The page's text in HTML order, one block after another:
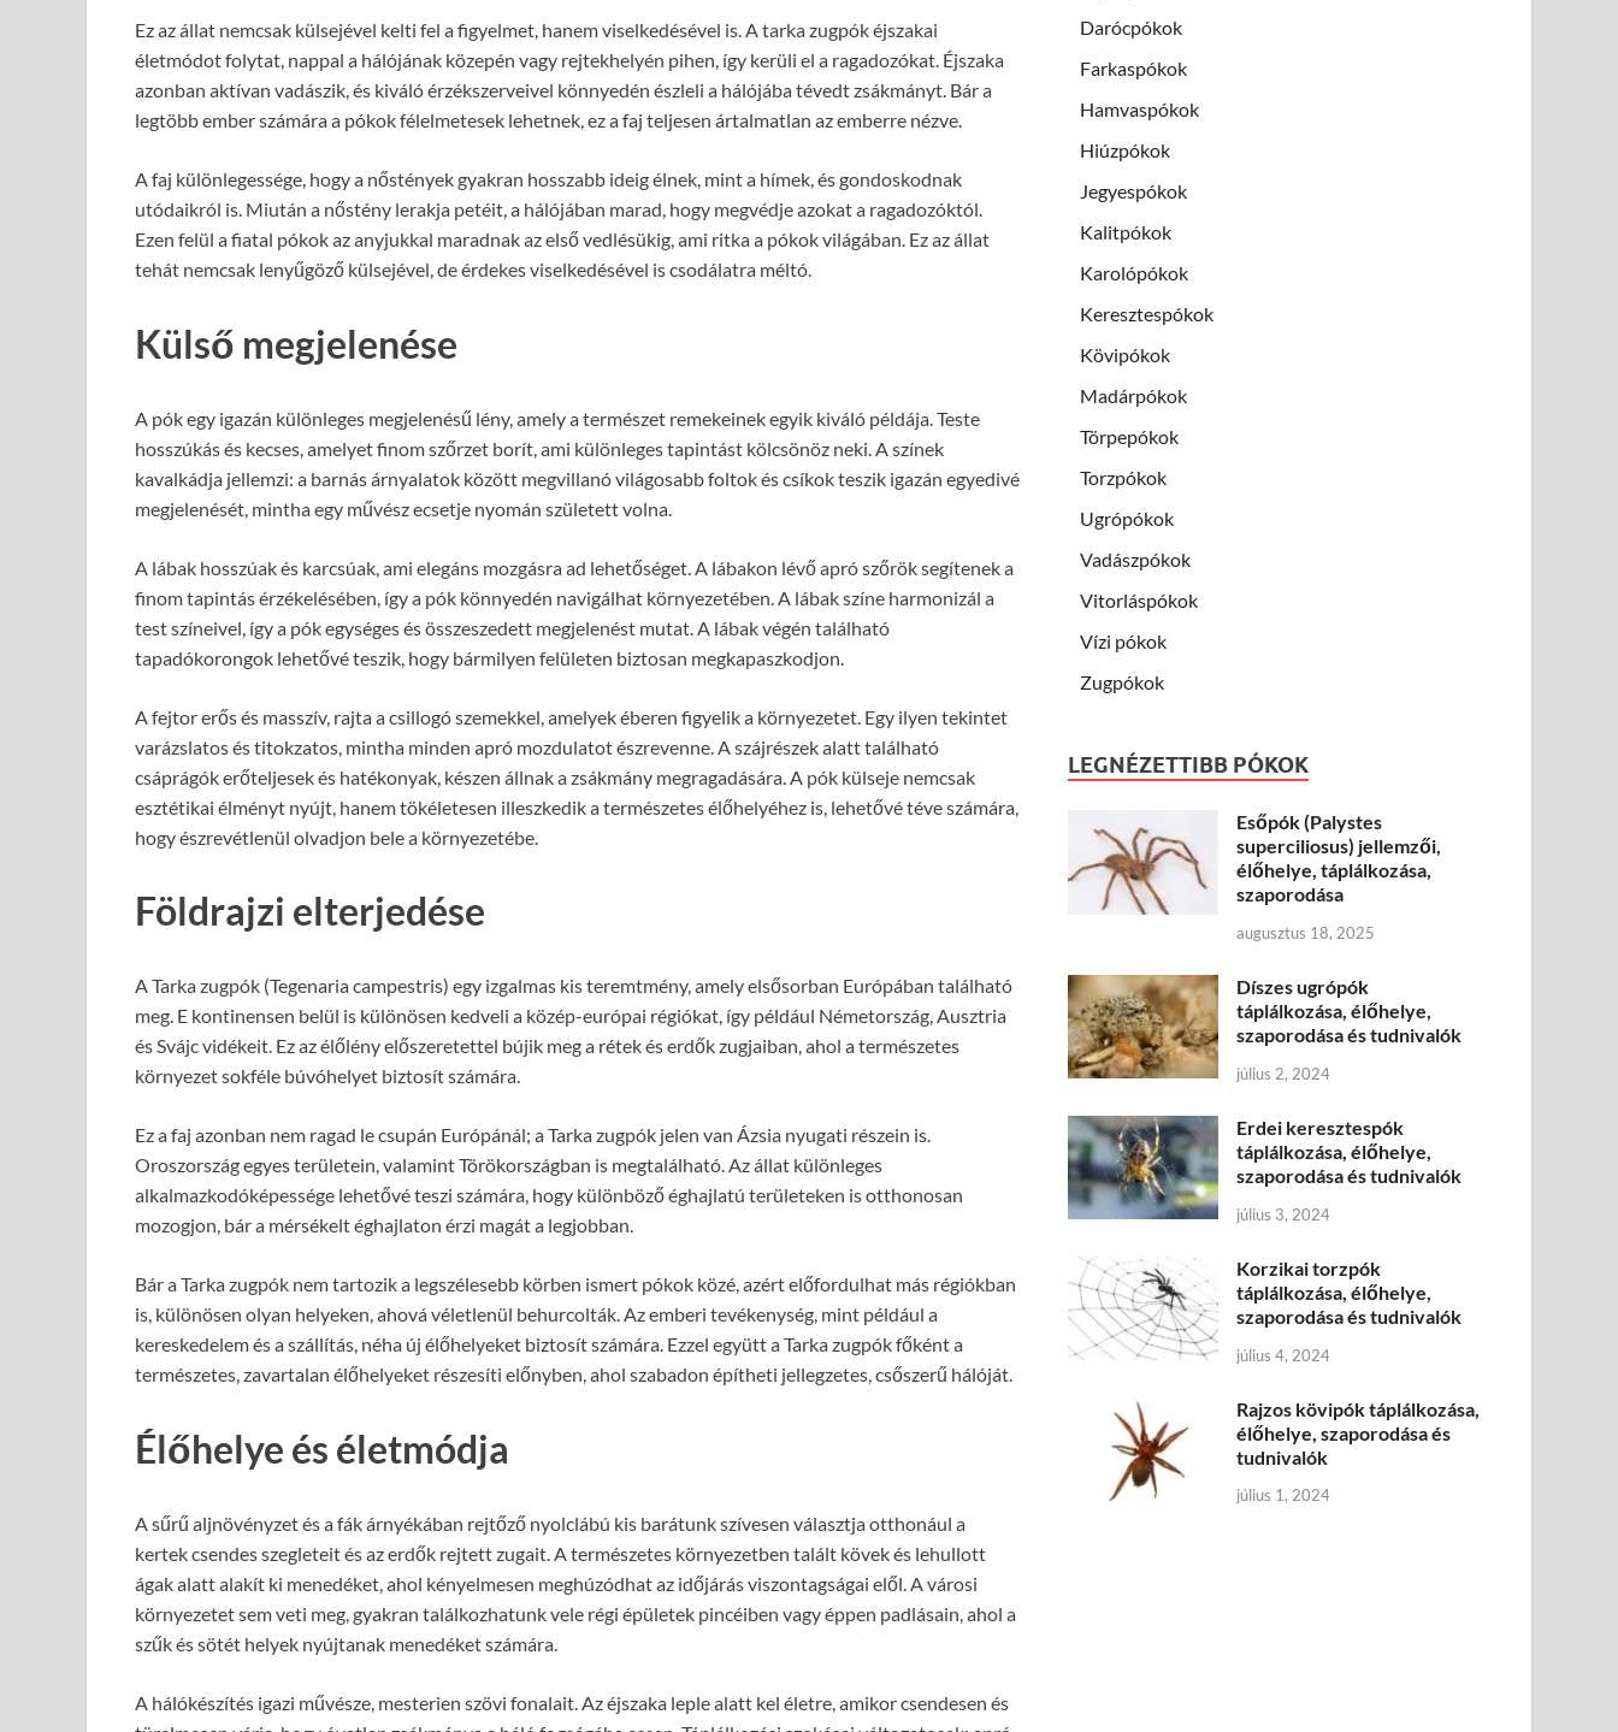
Ez az állat nemcsak külsejével kelti fel a figyelmet, hanem viselkedésével is. A tarka zugpók éjszakai
életmódot folytat, nappal a hálójának közepén vagy rejtekhelyén pihen, így kerüli el a ragadozókat. Éjszaka
azonban aktívan vadászik, és kiváló érzékszerveivel könnyedén észleli a hálójába tévedt zsákmányt. Bár a
legtöbb ember számára a pókok félelmetesek lehetnek, ez a faj teljesen ártalmatlan az emberre nézve.
A faj különlegessége, hogy a nőstények gyakran hosszabb ideig élnek, mint a hímek, és gondoskodnak
utódaikról is. Miután a nőstény lerakja petéit, a hálójában marad, hogy megvédje azokat a ragadozóktól.
Ezen felül a fiatal pókok az anyjukkal maradnak az első vedlésükig, ami ritka a pókok világában. Ez az állat
tehát nemcsak lenyűgöző külsejével, de érdekes viselkedésével is csodálatra méltó.
Külső megjelenése
A pók egy igazán különleges megjelenésű lény, amely a természet remekeinek egyik kiváló példája. Teste
hosszúkás és kecses, amelyet finom szőrzet borít, ami különleges tapintást kölcsönöz neki. A színek
kavalkádja jellemzi: a barnás árnyalatok között megvillanó világosabb foltok és csíkok teszik igazán egyedivé
megjelenését, mintha egy művész ecsetje nyomán született volna.
A lábak hosszúak és karcsúak, ami elegáns mozgásra ad lehetőséget. A lábakon lévő apró szőrök segítenek a
finom tapintás érzékelésében, így a pók könnyedén navigálhat környezetében. A lábak színe harmonizál a
test színeivel, így a pók egységes és összeszedett megjelenést mutat. A lábak végén található
tapadókorongok lehetővé teszik, hogy bármilyen felületen biztosan megkapaszkodjon.
A fejtor erős és masszív, rajta a csillogó szemekkel, amelyek éberen figyelik a környezetet. Egy ilyen tekintet
varázslatos és titokzatos, mintha minden apró mozdulatot észrevenne. A szájrészek alatt található
csáprágók erőteljesek és hatékonyak, készen állnak a zsákmány megragadására. A pók külseje nemcsak
esztétikai élményt nyújt, hanem tökéletesen illeszkedik a természetes élőhelyéhez is, lehetővé téve számára,
hogy észrevétlenül olvadjon bele a környezetébe.
Földrajzi elterjedése
A Tarka zugpók (Tegenaria campestris) egy izgalmas kis teremtmény, amely elsősorban Európában található
meg. E kontinensen belül is különösen kedveli a közép-európai régiókat, így például Németország, Ausztria
és Svájc vidékeit. Ez az élőlény előszeretettel bújik meg a rétek és erdők zugjaiban, ahol a természetes
környezet sokféle búvóhelyet biztosít számára.
Ez a faj azonban nem ragad le csupán Európánál; a Tarka zugpók jelen van Ázsia nyugati részein is.
Oroszország egyes területein, valamint Törökországban is megtalálható. Az állat különleges
alkalmazkodóképessége lehetővé teszi számára, hogy különböző éghajlatú területeken is otthonosan
mozogjon, bár a mérsékelt éghajlaton érzi magát a legjobban.
Bár a Tarka zugpók nem tartozik a legszélesebb körben ismert pókok közé, azért előfordulhat más régiókban
is, különösen olyan helyeken, ahová véletlenül behurcolták. Az emberi tevékenység, mint például a
kereskedelem és a szállítás, néha új élőhelyeket biztosít számára. Ezzel együtt a Tarka zugpók főként a
természetes, zavartalan élőhelyeket részesíti előnyben, ahol szabadon építheti jellegzetes, csőszerű hálóját.
Élőhelye és életmódja
A sűrű aljnövényzet és a fák árnyékában rejtőző nyolclábú kis barátunk szívesen választja otthonául a
kertek csendes szegleteit és az erdők rejtett zugait. A természetes környezetben talált kövek és lehullott
ágak alatt alakít ki menedéket, ahol kényelmesen meghúzódhat az időjárás viszontagságai elől. A városi
környezetet sem veti meg, gyakran találkozhatunk vele régi épületek pincéiben vagy éppen padlásain, ahol a
szűk és sötét helyek nyújtanak menedéket számára.
A hálókészítés igazi művésze, mesterien szövi fonalait. Az éjszaka leple alatt kel életre, amikor csendesen és
Darócpókok
Farkaspókok
Hamvaspókok
Hiúzpókok
Jegyespókok
Kalitpókok
Karolópókok
Keresztespókok
Kövipókok
Madárpókok
Törpepókok
Torzpókok
Ugrópókok
Vadászpókok
Vitorláspókok
Vízi pókok
Zugpókok
LEGNÉZETTIBB PÓKOK
Esőpók (Palystes
superciliosus) jellemzői,
élőhelye, táplálkozása,
szaporodása
augusztus 18, 2025
Díszes ugrópók
táplálkozása, élőhelye,
szaporodása és tudnivalók
július 2, 2024
Erdei keresztespók
táplálkozása, élőhelye,
szaporodása és tudnivalók
július 3, 2024
Korzikai torzpók
táplálkozása, élőhelye,
szaporodása és tudnivalók
július 4, 2024
Rajzos kövipók táplálkozása,
élőhelye, szaporodása és
tudnivalók
július 1, 2024